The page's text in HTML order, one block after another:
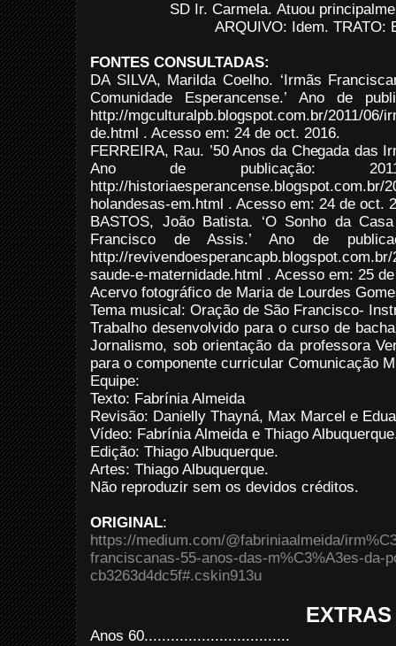
SD Ir. Carmela. Atuou
ARQUIVO: Idem.TRATO:
FONTES CONSULTADAS:
DA SILVA, Marilda Coelho. ‘Irmãs
Comunidade Esperancense.’ Ano de
http://mgculturalpb.blogspot.com.br/2011/06/
de.html . Acesso em: 24 de oct. 2016.
FERREIRA, Rau. ’50 Anos da Chegada das
Ano de publicação:
http://historiaesperancense.blogspot.com.br/
holandesas-em.html . Acesso em: 24 de oct.
BASTOS, João Batista. ‘O Sonho da
Francisco de Assis.’ Ano de
http://
saude-e-maternidade.html . Acesso em: 25
Acervo fotográfico de Maria de Lourdes
Tema musical: Oração de São Francisco-
Trabalho desenvolvido para o curso de
Jornalismo, sob orientação da professora
para o componente curricular Comunicação
Equipe:
Texto: Fabrínia Almeida
Revisão: Danielly Thayná, Max Marcel e
Vídeo: Fabrínia Almeida e Thiago
Edição: Thiago Albuquerque.
Artes: Thiago Albuquerque.
Não reproduzir sem os devidos créditos.
ORIGINAL:
https://medium.com/@fabriniaalmeida/
franciscanas-55-anos-das-m%C3%A3es-da-
cb3263d4dc5f#.cskin913u
EXTRAS
Anos 60.................................